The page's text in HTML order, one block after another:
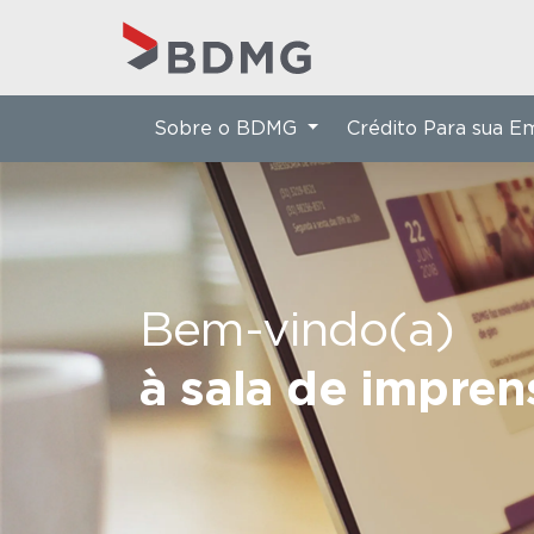
Bem-vindo(a)
à sala de
Sobre o BDMG Crédito Para sua